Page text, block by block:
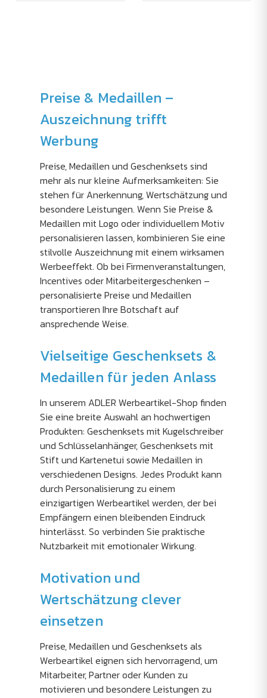
Preise & Medaillen –
Auszeichnung trifft
Werbung
Preise, Medaillen und Geschenksets sind
mehr als nur kleine Aufmerksamkeiten: Sie
stehen für Anerkennung, Wertschätzung und
besondere Leistungen. Wenn Sie Preise &
Medaillen mit Logo oder individuellem Motiv
personalisieren lassen, kombinieren Sie eine
stilvolle Auszeichnung mit einem wirksamen
Werbeeffekt. Ob bei Firmenveranstaltungen,
Incentives oder Mitarbeitergeschenken –
personalisierte Preise und Medaillen
transportieren Ihre Botschaft auf
ansprechende Weise.
Vielseitige Geschenksets &
Medaillen für jeden Anlass
In unserem ADLER Werbeartikel-Shop finden
Sie eine breite Auswahl an hochwertigen
Produkten: Geschenksets mit Kugelschreiber
und Schlüsselanhänger, Geschenksets mit
Stift und Kartenetui sowie Medaillen in
verschiedenen Designs. Jedes Produkt kann
durch Personalisierung zu einem
einzigartigen Werbeartikel werden, der bei
Empfängern einen bleibenden Eindruck
hinterlässt. So verbinden Sie praktische
Nutzbarkeit mit emotionaler Wirkung.
Motivation und
Wertschätzung clever
einsetzen
Preise, Medaillen und Geschenksets als
Werbeartikel eignen sich hervorragend, um
Mitarbeiter, Partner oder Kunden zu
motivieren und besondere Leistungen zu